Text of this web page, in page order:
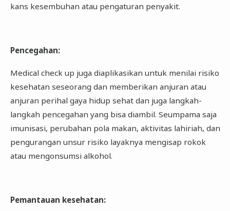
kans kesembuhan atau pengaturan penyakit.
Pencegahan:
Medical check up juga diaplikasikan untuk menilai risiko
kesehatan seseorang dan memberikan anjuran atau
anjuran perihal gaya hidup sehat dan juga langkah-
langkah pencegahan yang bisa diambil. Seumpama saja
imunisasi, perubahan pola makan, aktivitas lahiriah, dan
pengurangan unsur risiko layaknya mengisap rokok
atau mengonsumsi alkohol.
Pemantauan kesehatan: